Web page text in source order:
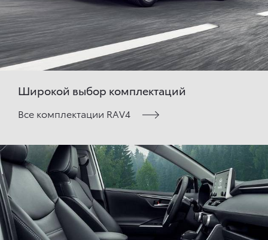
Широкой выбор комплектаций
Все комплектации RAV4